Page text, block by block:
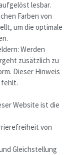
lesbar.
Farben von
um die optimale
Werden
zusätzlich zu
Dieser Hinweis
fehlt.
Website ist die
von
Gleichstellung